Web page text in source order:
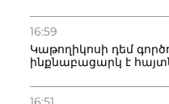
16:59
Կաթողիկոսի դեմ
ինքնաբացարկ է